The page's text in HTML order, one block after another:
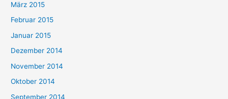
März 2015
Februar 2015
Januar 2015
Dezember 2014
November 2014
Oktober 2014
September 2014